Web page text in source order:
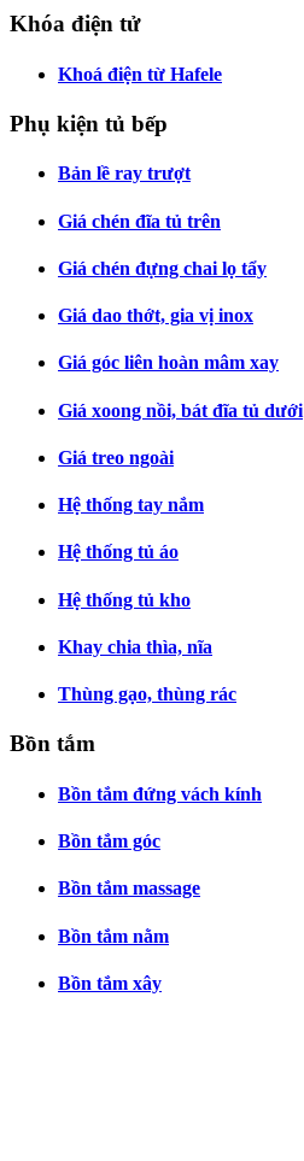
Khóa điện tử
Khoá điện từ Hafele
Phụ kiện tủ bếp
Bản lề ray trượt
Giá chén đĩa tủ trên
Giá chén đựng chai lọ tẩy
Giá dao thớt, gia vị inox
Giá góc liên hoàn mâm xay
Giá xoong nồi, bát đĩa tủ dưới
Giá treo ngoài
Hệ thống tay nắm
Hệ thống tủ áo
Hệ thống tủ kho
Khay chia thìa, nĩa
Thùng gạo, thùng rác
Bồn tắm
Bồn tắm đứng vách kính
Bồn tắm góc
Bồn tắm massage
Bồn tắm nằm
Bồn tắm xây